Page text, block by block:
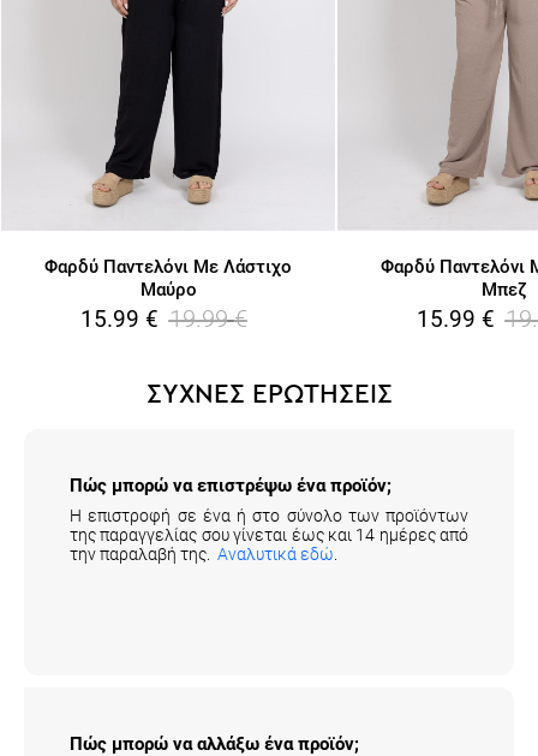
Φαρδύ Παντελόνι Με Λάστιχο
Μαύρο
15.99 € 19.99 €
Φαρδύ Παντελόνι
Μπεζ
15.99 €
ΣΥΧΝΕΣ ΕΡΩΤΗΣΕΙΣ
Πώς μπορώ να επιστρέψω ένα προϊόν;
Η επιστροφή σε ένα ή στο σύνολο των προϊόντων
της παραγγελίας σου γίνεται έως και 14 ημέρες από
την παραλαβή της. Αναλυτικά εδώ
Πώς μπορώ να αλλάξω ένα προϊόν;